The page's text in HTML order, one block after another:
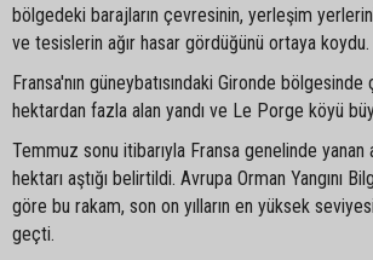
bölgedeki barajların çevresinin, yerleşim
ve tesislerin ağır hasar gördüğünü ortaya koydu.
Fransa'nın güneybatısındaki Gironde bölgesinde
hektardan fazla alan yandı ve Le Porge köyü
Temmuz sonu itibarıyla Fransa genelinde yanan
hektarı aştığı belirtildi. Avrupa Orman Yangını
göre bu rakam, son on yılların en yüksek
geçti.